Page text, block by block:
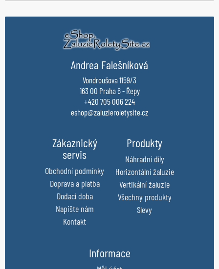
Andrea Falešníková
Vondroušova 1159/3
163 00 Praha 6 - Řepy
+420 705 006 224
eshop@zaluzieroletysite.cz
Zákaznický
servis
Obchodní podmínky
Doprava a platba
Dodací doba
Napište nám
Kontakt
Produkty
Náhradní díly
Horizontální žaluzie
Vertikální žaluzie
Všechny produkty
Slevy
Informace